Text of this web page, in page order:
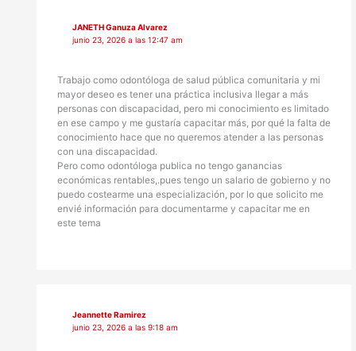
JANETH Ganuza Alvarez
junio 23, 2026 a las 12:47 am
Trabajo como odontóloga de salud pública comunitaria y mi
mayor deseo es tener una práctica inclusiva llegar a más
personas con discapacidad, pero mi conocimiento es limitado
en ese campo y me gustaría capacitar más, por qué la falta de
conocimiento hace que no queremos atender a las personas
con una discapacidad.
Pero como odontóloga publica no tengo ganancias
económicas rentables,.pues tengo un salario de gobierno y no
puedo costearme una especialización, por lo que solicito me
envié información para documentarme y capacitar me en
este tema
Jeannette Ramirez
junio 23, 2026 a las 9:18 am